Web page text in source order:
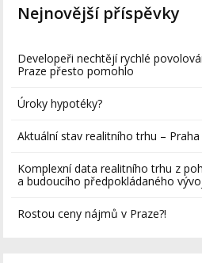
Nejnovější příspěvky
Developeři nechtějí rychlé
Praze přesto pomohlo
Úroky hypotéky?
Aktuální stav realitního trhu –
Komplexní data realitního trhu z
a budoucího předpokládaného
Rostou ceny nájmů v Praze?!